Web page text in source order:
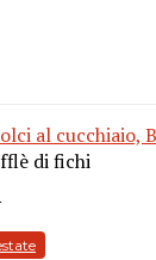
al cucchiaio,
di fichi